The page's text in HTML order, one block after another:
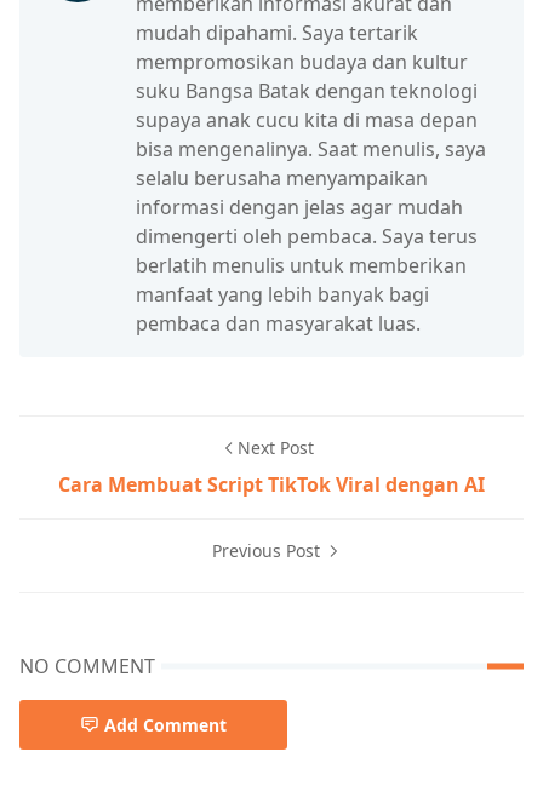
mudah dipahami. Saya tertarik
mempromosikan budaya dan kultur
suku Bangsa Batak dengan teknologi
supaya anak cucu kita di masa depan
bisa mengenalinya. Saat menulis, saya
selalu berusaha menyampaikan
informasi dengan jelas agar mudah
dimengerti oleh pembaca. Saya terus
berlatih menulis untuk memberikan
manfaat yang lebih banyak bagi
pembaca dan masyarakat luas.
Next Post
Cara Membuat Script TikTok Viral dengan AI
Previous Post
NO COMMENT
Add Comment